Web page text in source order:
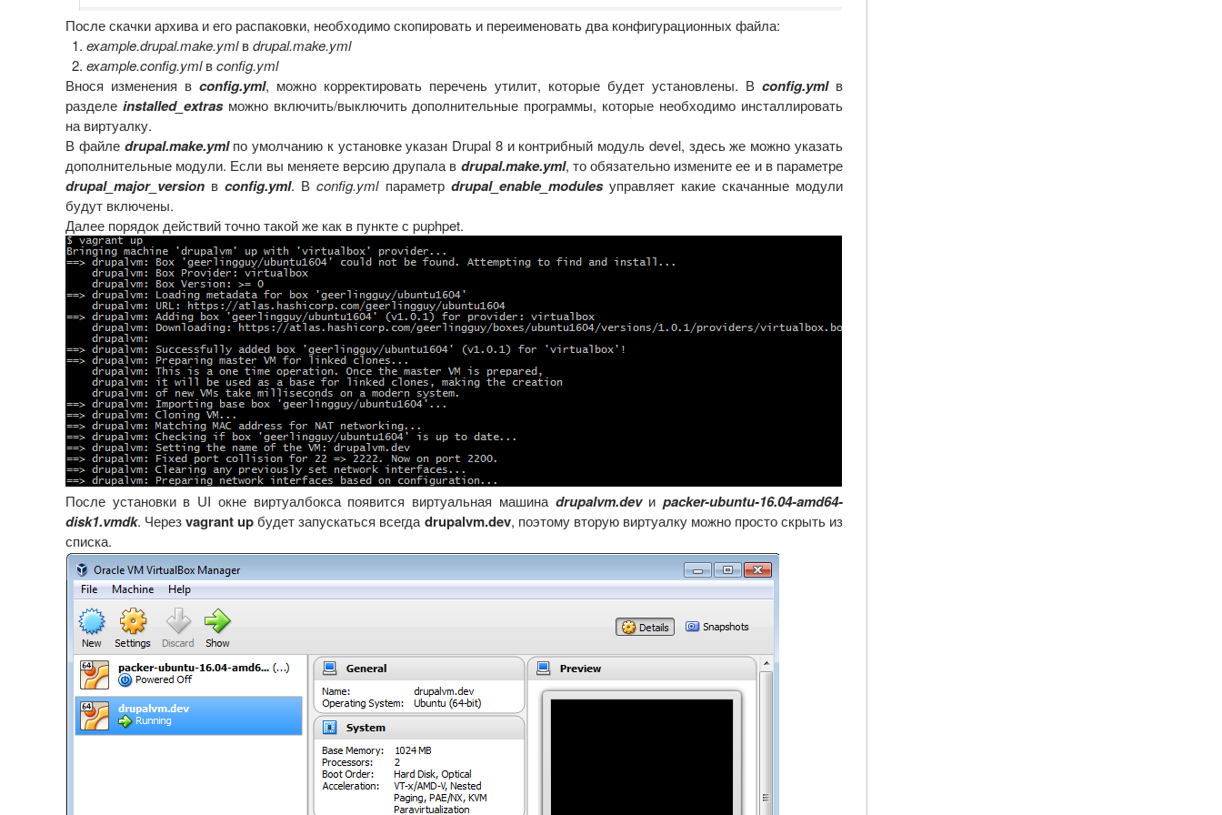
После скачки архива и его распаковки, необходимо скопировать и переименовать два конфигурационных файла:
example.drupal.make.ymlвdrupal.make.yml
example.config.ymlвconfig.yml
Внося изменения в config.yml, можно корректировать перечень утилит, которые будет установлены. В config.ymlв
разделе installed_extrasможно включить/выключить дополнительные программы, которые необходимо инсталлировать
на виртуалку.
В файле drupal.make.ymlпо умолчанию к установке указан Drupal 8 и контрибный модуль devel, здесь же можно указать
дополнительные модули. Если вы меняете версию друпала в drupal.make.yml, то обязательно измените ее и в параметре
drupal_major_version вconfig.yml. Вconfig.ymlпараметр drupal_enable_modulesуправляет какие скачанные модули
будут включены.
Далее порядок действий точно такой же как в пункте с puphpet.
После установки в UI окне виртуалбокса появится виртуальная машина drupalvm.devи packer-ubuntu-16.04-amd64-
disk1.vmdk. Черезvagrant up будет запускаться всегда drupalvm.dev, поэтому вторую виртуалку можно просто скрыть из
списка.